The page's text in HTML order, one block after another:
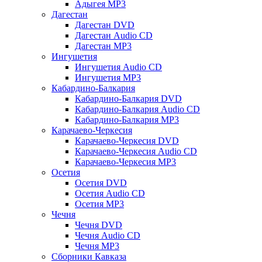
Адыгея MP3
Дагестан
Дагестан DVD
Дагестан Audio CD
Дагестан MP3
Ингушетия
Ингушетия Audio CD
Ингушетия MP3
Кабардино-Балкария
Кабардино-Балкария DVD
Кабардино-Балкария Audio CD
Кабардино-Балкария MP3
Карачаево-Черкесия
Карачаево-Черкесия DVD
Карачаево-Черкесия Audio CD
Карачаево-Черкесия MP3
Осетия
Осетия DVD
Осетия Audio CD
Осетия MP3
Чечня
Чечня DVD
Чечня Audio CD
Чечня MP3
Сборники Кавказа